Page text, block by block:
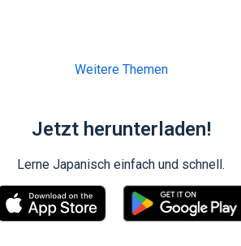
Weitere Themen
Jetzt herunterladen!
Lerne Japanisch einfach und schnell.